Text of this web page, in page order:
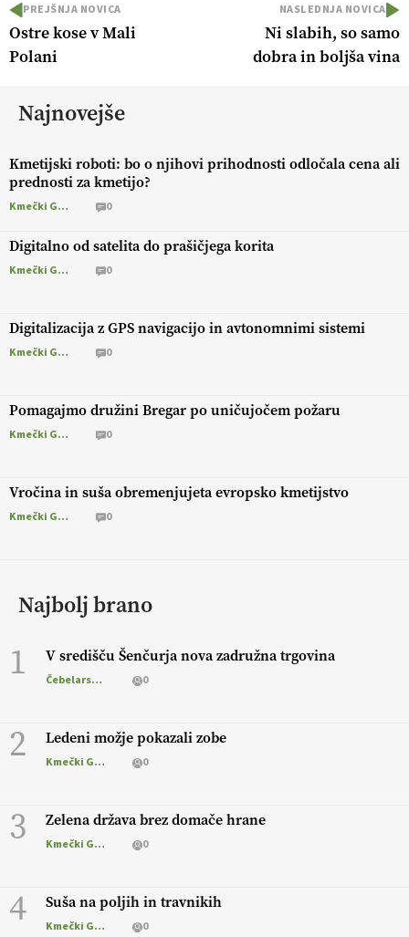
PREJŠNJA NOVICA
Ostre kose v Mali
Polani
NASLEDNJA NOVICA
Ni slabih, so samo
dobra in boljša vina
Najnovejše
Kmetijski roboti: bo o njihovi prihodnosti odločala cena ali
prednosti za kmetijo?
Kmečki Glas 0
Digitalno od satelita do prašičjega korita
Kmečki Glas 0
Digitalizacija z GPS navigacijo in avtonomnimi sistemi
Kmečki Glas 0
Pomagajmo družini Bregar po uničujočem požaru
Kmečki Glas 0
Vročina in suša obremenjujeta evropsko kmetijstvo
Kmečki Glas 0
Najbolj brano
1 V središču Šenčurja nova zadružna trgovina
Čebelarstvo 0
2 Ledeni možje pokazali zobe
Kmečki Glas 0
3 Zelena država brez domače hrane
Kmečki Glas 0
4 Suša na poljih in travnikih
Kmečki Glas 0